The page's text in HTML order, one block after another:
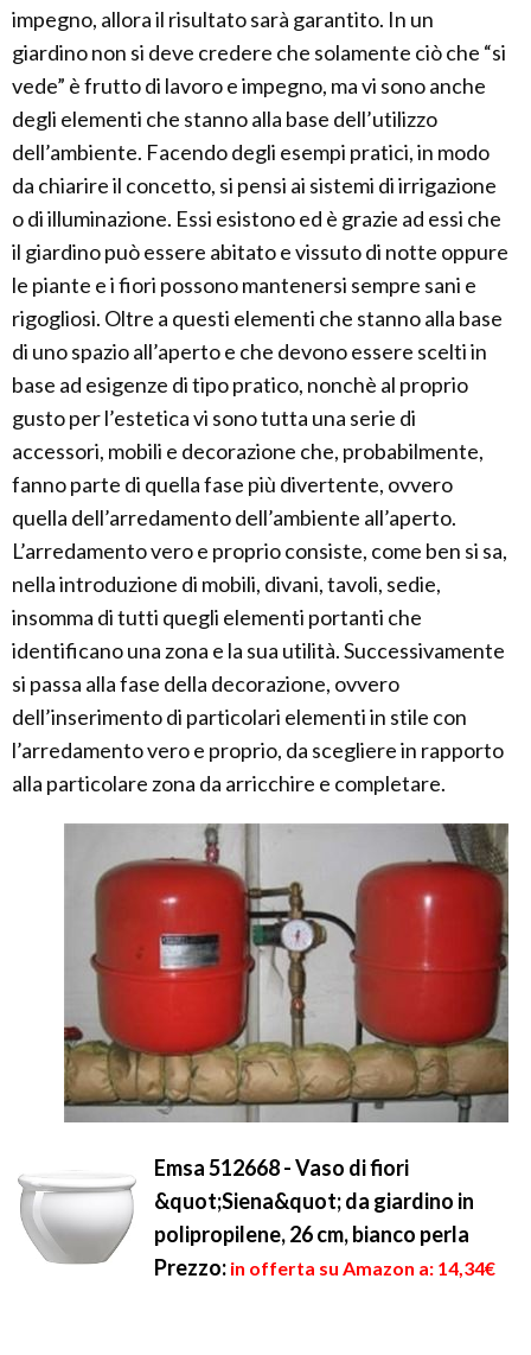
impegno, allora il risultato sarà garantito. In un
giardino non si deve credere che solamente ciò che “si
vede” è frutto di lavoro e impegno, ma vi sono anche
degli elementi che stanno alla base dell’utilizzo
dell’ambiente. Facendo degli esempi pratici, in modo
da chiarire il concetto, si pensi ai sistemi di irrigazione
o di illuminazione. Essi esistono ed è grazie ad essi che
il giardino può essere abitato e vissuto di notte oppure
le piante e i fiori possono mantenersi sempre sani e
rigogliosi. Oltre a questi elementi che stanno alla base
di uno spazio all’aperto e che devono essere scelti in
base ad esigenze di tipo pratico, nonchè al proprio
gusto per l’estetica vi sono tutta una serie di
accessori, mobili e decorazione che, probabilmente,
fanno parte di quella fase più divertente, ovvero
quella dell’arredamento dell’ambiente all’aperto.
L’arredamento vero e proprio consiste, come ben si sa,
nella introduzione di mobili, divani, tavoli, sedie,
insomma di tutti quegli elementi portanti che
identificano una zona e la sua utilità. Successivamente
si passa alla fase della decorazione, ovvero
dell’inserimento di particolari elementi in stile con
l’arredamento vero e proprio, da scegliere in rapporto
alla particolare zona da arricchire e completare.
Emsa 512668 - Vaso di fiori
&quot;Siena&quot; da giardino in
polipropilene, 26 cm, bianco perla
Prezzo: in offerta su Amazon a: 14,34€